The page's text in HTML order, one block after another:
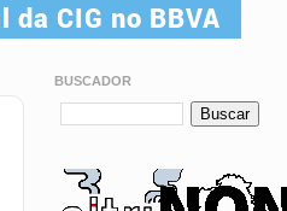
BUSCADOR